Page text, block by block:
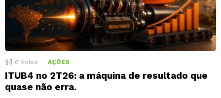
6 Votos AÇÕES
ITUB4 no 2T26: a máquina de resultado que
quase não erra.